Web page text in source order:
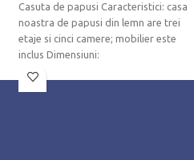
Casuta de papusi Caracteristici: casa
noastra de papusi din lemn are trei
etaje si cinci camere; mobilier este
inclus Dimensiuni: